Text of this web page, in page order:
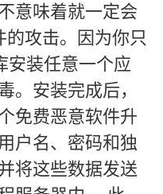
意味着就一定会
的攻击。因为你只
安装任意一个应
。安装完成后，
免费恶意软件升
户名、密码和独
将这些数据发送